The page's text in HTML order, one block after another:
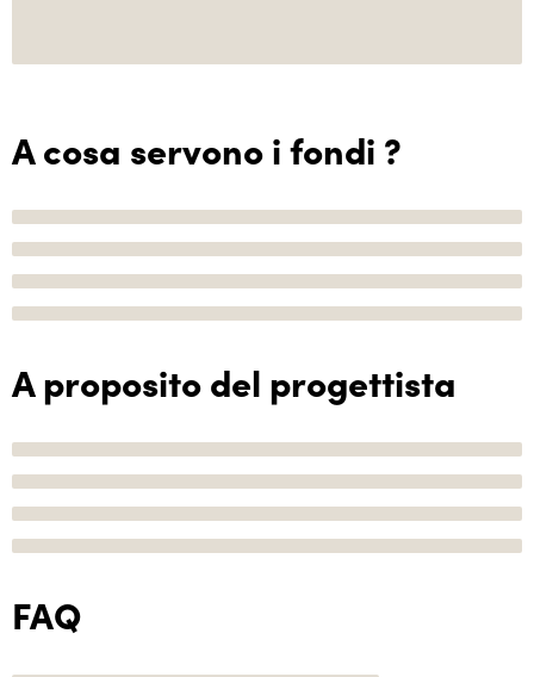
A cosa servono i fondi ?
A proposito del progettista
FAQ